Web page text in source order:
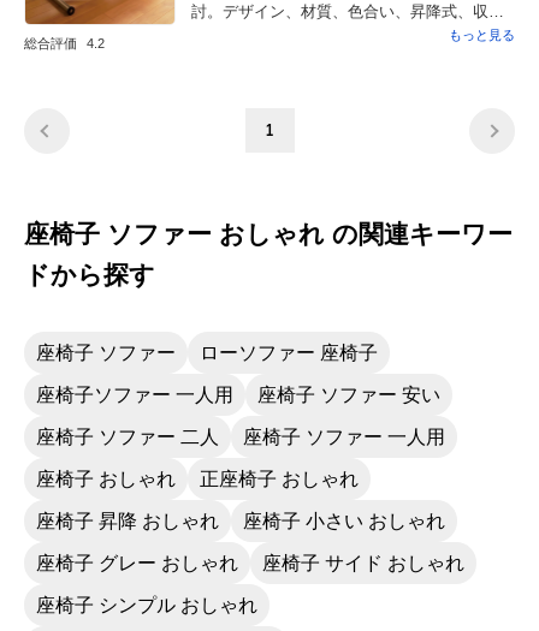
総合評価 4.2
討。デザイン、材質、色合い、昇降式、収納
棚が有ること等など。ソファが黒革の為、こ
でこれに替えたことによって、リビングの雰
もっと見る
1
座椅子 ソファー おしゃれ の関連キーワー
ドから探す
座椅子 ソファー ローソファー 座椅子
座椅子ソファー 一人用 座椅子 ソファー 安い
座椅子 ソファー 二人 座椅子 ソファー 一人用
座椅子 おしゃれ 正座椅子 おしゃれ
座椅子 昇降 おしゃれ 座椅子 小さい おしゃれ
座椅子 グレー おしゃれ 座椅子 サイド おしゃれ
座椅子 シンプル おしゃれ